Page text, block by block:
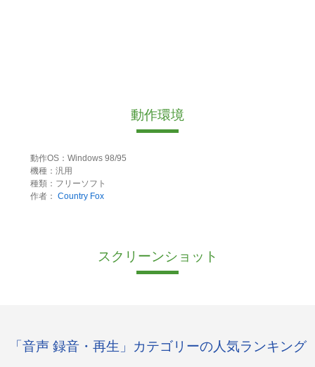
動作環境
動作OS：Windows 98/95
機種：汎用
種類：フリーソフト
作者： Country Fox
スクリーンショット
「音声 録音・再生」カテゴリーの人気ランキング